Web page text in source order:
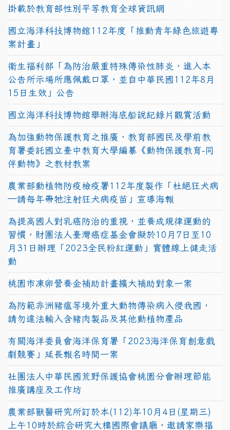
掛載於教育部性別平等教育全球資訊網
國立海洋科技博物館112年度「推動青年綠色旅遊專
案計畫」
衛生福利部「為防治嚴重特殊傳染性肺炎，進入本
公告所示場所應佩戴口罩，並自中華民國112年8月
15日生效」公告
國立海洋科技博物館舉辦海底船說紀錄片觀賞活動
為加強動物保護教育之推廣，教育部國民及學前教
育署委託國立臺中教育大學編纂《動物保護教育-同
伴動物》之教材教案
農業部動植物防疫檢疫署112年度製作「杜絕狂犬病
—請每年帶牠注射狂犬病疫苗」宣導海報
為提高國人對乳癌防治的重視，並養成規律運動的
習慣，財團法人臺灣癌症基金會擬於10月7日至10
月31日辦理「2023全民粉紅運動」實體線上健走活
動
桃園市凍卵營養金補助計畫擴大補助對象一案
為防範非洲豬瘟等境外重大動物傳染病入侵我國，
請勿違法輸入含豬肉製品及其他動植物產品
有關海洋委員會海洋保育署「2023海洋保育創意戲
劇競賽」延長報名時間一案
社團法人中華民國荒野保護協會桃園分會辦理節能
推廣講座及工作坊
農業部獸醫研究所訂於本(112)年10月4日(星期三)
上午10時於綜合研究大樓國際會議廳，邀請家樂福